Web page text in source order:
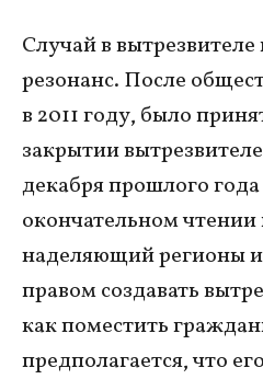
Случай в
резонанс. После
в 2011 году, было
закрытии
декабря прошлого
окончательном чтении
наделяющий регионы
правом создавать
как поместить
предполагается, что